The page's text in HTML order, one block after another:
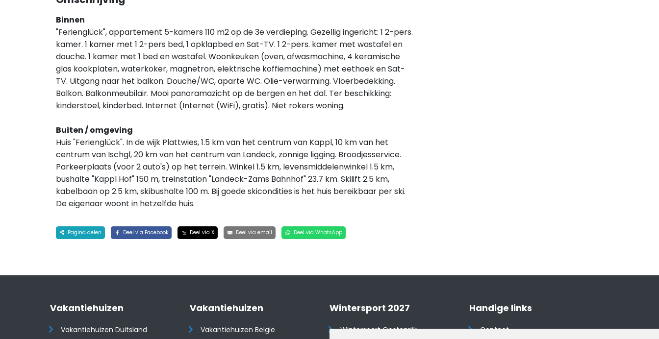
Binnen
"Ferienglück", appartement 5-kamers 110 m2 op de 3e verdieping. Gezellig ingericht: 1 2-pers.
kamer. 1 kamer met 1 2-pers bed, 1 opklapbed en Sat-TV. 1 2-pers. kamer met wastafel en
douche. 1 kamer met 1 bed en wastafel. Woonkeuken (oven, afwasmachine, 4 keramische
glas kookplaten, waterkoker, magnetron, elektrische koffiemachine) met eethoek en Sat-
TV. Uitgang naar het balkon. Douche/WC, aparte WC. Olie-verwarming. Vloerbedekking.
Balkon. Balkonmeubilair. Mooi panoramazicht op de bergen en het dal. Ter beschikking:
kinderstoel, kinderbed. Internet (Internet (WiFi), gratis). Niet rokers woning.
Buiten / omgeving
Huis "Ferienglück". In de wijk Plattwies, 1.5 km van het centrum van Kappl, 10 km van het
centrum van Ischgl, 20 km van het centrum van Landeck, zonnige ligging. Broodjesservice.
Parkeerplaats (voor 2 auto's) op het terrein. Winkel 1.5 km, levensmiddelenwinkel 1.5 km,
bushalte "Kappl Hof" 150 m, treinstation "Landeck-Zams Bahnhof" 23.7 km. Skilift 2.5 km,
kabelbaan op 2.5 km, skibushalte 100 m. Bij goede skicondities is het huis bereikbaar per ski.
De eigenaar woont in hetzelfde huis.
Pagina delen Deel via Facebook Deel via X Deel via email Deel via WhatsApp
Vakantiehuizen
Vakantiehuizen Duitsland
Vakantiehuizen
Vakantiehuizen België
Wintersport 2027
Wintersport Oostenrijk
Handige links
Contact